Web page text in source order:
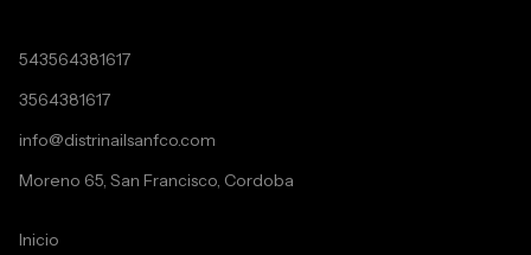
543564381617
3564381617
info@distrinailsanfco.com
Moreno 65, San Francisco, Cordoba
Inicio